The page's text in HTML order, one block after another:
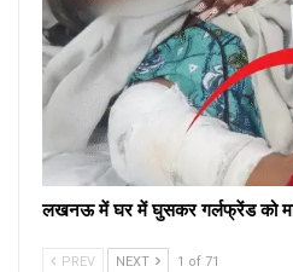
लखनऊ में घर में घुसकर गर्लफ्रेंड को
PREV NEXT 1 of 71